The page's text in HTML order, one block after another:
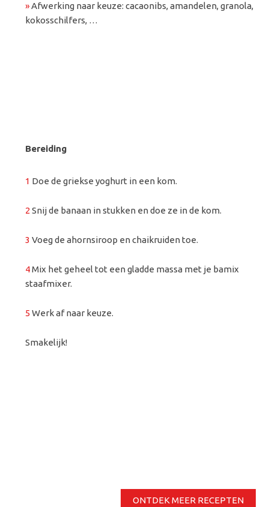
»Afwerking naar keuze: cacaonibs, amandelen, granola,
kokosschilfers, …
Bereiding
1 Doe de griekse yoghurt in een kom.
2Snij de banaan in stukken en doe ze in de kom.
3Voeg de ahornsiroop en chaikruiden toe.
4Mix het geheel tot een gladde massa met je bamix
staafmixer.
5Werk af naar keuze.
Smakelijk!
ONTDEK MEER RECEPTEN